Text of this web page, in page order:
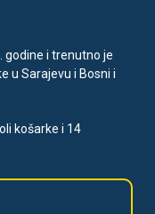
godine i trenutno je
u Sarajevu i Bosni i
košarke i 14